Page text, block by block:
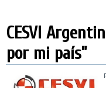
CESVI
por mi país”